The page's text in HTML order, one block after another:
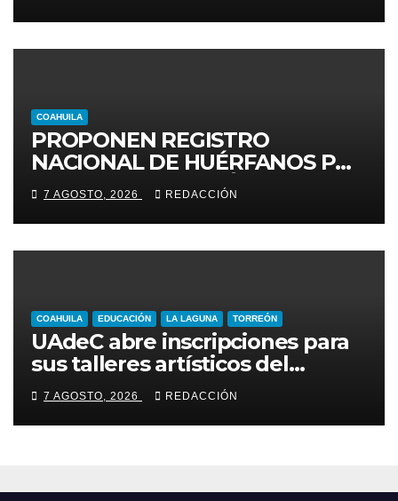
COAHUILA
PROPONEN REGISTRO
NACIONAL DE HUÉRFANOS POR
FEMINICIDIO EN MÉXICO
7 AGOSTO, 2026 REDACCIÓN
COAHUILA EDUCACIÓN LA LAGUNA TORREÓN
UAdeC abre inscripciones para
sus talleres artísticos del
semestre agosto-diciembre
2026
7 AGOSTO, 2026 REDACCIÓN